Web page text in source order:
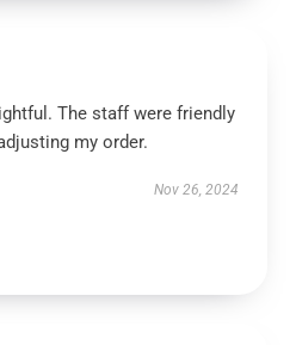
The staff were friendly
my order.
Nov 26, 2024